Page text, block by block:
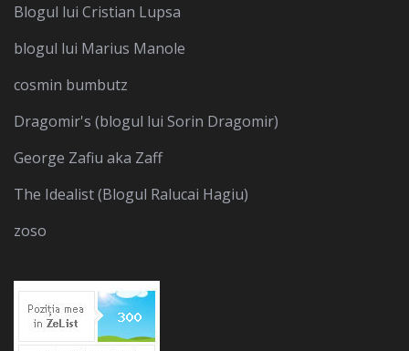
Blogul lui Cristian Lupsa
blogul lui Marius Manole
cosmin bumbutz
Dragomir's (blogul lui Sorin Dragomir)
George Zafiu aka Zaff
The Idealist (Blogul Ralucai Hagiu)
zoso